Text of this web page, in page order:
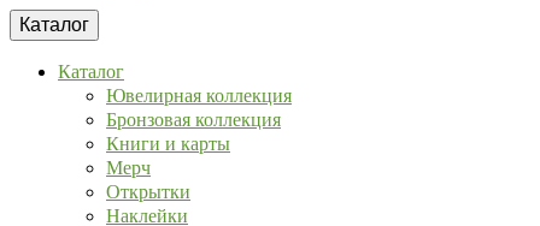
Каталог
Каталог
Ювелирная коллекция
Бронзовая коллекция
Книги и карты
Мерч
Открытки
Наклейки